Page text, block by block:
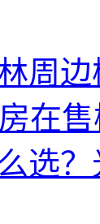
周
在
选